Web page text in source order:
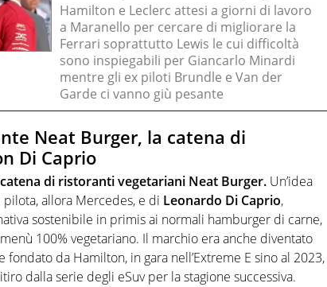
Hamilton e Leclerc attesi a giorni di lavoro
a Maranello per cercare di migliorare la
Ferrari soprattutto Lewis le cui difficoltà
sono inspiegabili per Giancarlo Minardi
mentre gli ex piloti Brundle e Van der
Garde ci vanno giù pesante
Neat Burger, la catena di
Di Caprio
di ristoranti vegetariani Neat Burger. Un’idea
allora Mercedes, e di Leonardo Di Caprio,
sostenibile in primis ai normali hamburger di carne,
100% vegetariano. Il marchio era anche diventato
fondato da Hamilton, in gara nell’Extreme E sino al 2023,
dalla serie degli eSuv per la stagione successiva.